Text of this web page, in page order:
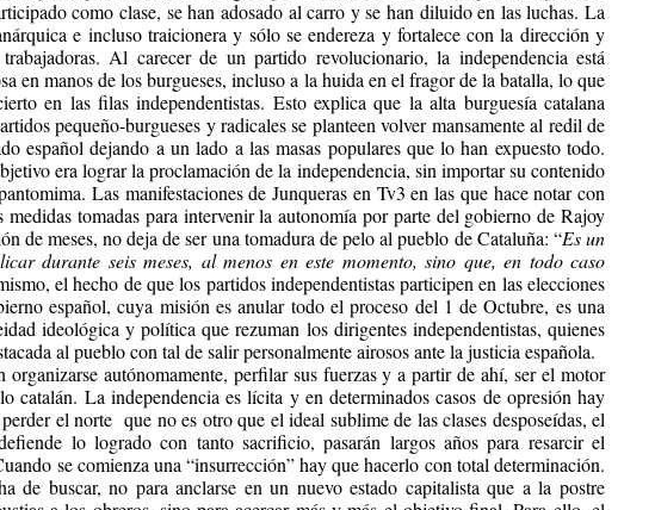
como clase, se han adosado al carro y se han diluido en las luchas. La
e incluso traicionera y sólo se endereza y fortalece con la dirección y
Al carecer de un partido revolucionario, la independencia está
en manos de los burgueses, incluso a la huida en el fragor de la batalla, lo que
en las filas independentistas. Esto explica que la alta burguesía catalana
pequeño-burgueses y radicales se planteen volver mansamente al redil de
español dejando a un lado a las masas populares que lo han expuesto todo.
era lograr la proclamación de la independencia, sin importar su contenido
Las manifestaciones de Junqueras en Tv3 en las que hace notar con
medidas tomadas para intervenir la autonomía por parte del gobierno de Rajoy
de meses, no deja de ser una tomadura de pelo al pueblo de Cataluña: “Es un
durante seis meses, al menos en este momento, sino que, en todo caso
el hecho de que los partidos independentistas participen en las elecciones
español, cuya misión es anular todo el proceso del 1 de Octubre, es una
ideológica y política que rezuman los dirigentes independentistas, quienes
al pueblo con tal de salir personalmente airosos ante la justicia española.
organizarse autónomamente, perfilar sus fuerzas y a partir de ahí, ser el motor
catalán. La independencia es lícita y en determinados casos de opresión hay
el norte que no es otro que el ideal sublime de las clases desposeídas, el
lo logrado con tanto sacrificio, pasarán largos años para resarcir el
se comienza una “insurrección” hay que hacerlo con total determinación.
de buscar, no para anclarse en un nuevo estado capitalista que a la postre